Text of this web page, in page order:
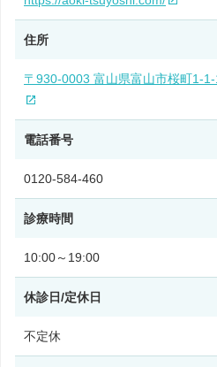
住所
〒930-0003 富山県富山市桜町1-
電話番号
0120-584-460
診療時間
10:00～19:00
休診日/定休日
不定休